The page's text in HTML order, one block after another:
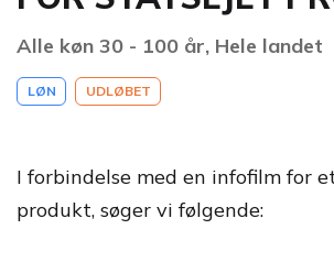
Alle køn 30 - 100 år, Hele landet
LØN UDLØBET
I forbindelse med en infofilm for
produkt, søger vi følgende: